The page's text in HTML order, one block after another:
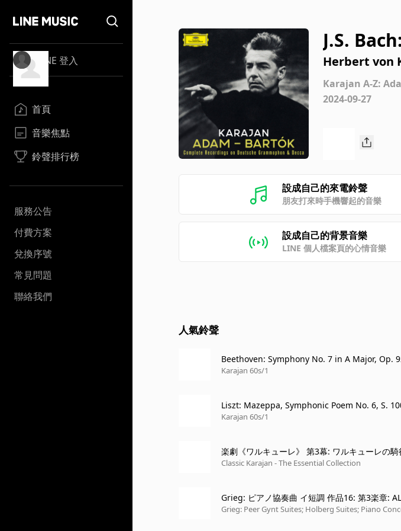
LINE 登入
首頁
音樂焦點
鈴聲排行榜
服務公告
付費方案
兌換序號
常見問題
聯絡我們
J.S.
rus.
Herbert von
Karajan A-Z:
2024-09-27
設成自己的來電鈴聲
朋友打來時手機響起的音樂
設成自己的背景音樂
LINE 個人檔案頁的心情音樂
人氣鈴聲
Beethoven: Symphony No. 7 in A Major, Op.
Karajan 60s/1
Liszt: Mazeppa, Symphonic Poem No. 6, S.
Karajan 60s/1
楽劇《ワルキューレ》 第3幕: ワルキューレの騎
Classic Karajan - The Essential Collection
Grieg: ピアノ協奏曲 イ短調 作品16: 第3楽章:
TO - QUASI PRESTO -
Grieg: Peer Gynt Suites; Holberg Suites; Piano